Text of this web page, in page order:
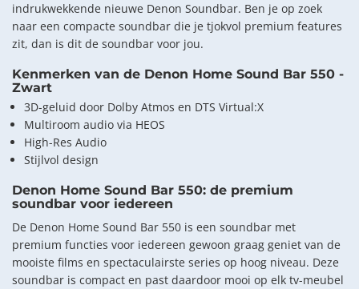
indrukwekkende nieuwe Denon Soundbar. Ben je op zoek
naar een compacte soundbar die je tjokvol premium features
zit, dan is dit de soundbar voor jou.
Kenmerken van de Denon Home Sound Bar 550 -
Zwart
3D-geluid door Dolby Atmos en DTS Virtual:X
Multiroom audio via HEOS
High-Res Audio
Stijlvol design
Denon Home Sound Bar 550: de premium
soundbar voor iedereen
De Denon Home Sound Bar 550 is een soundbar met
premium functies voor iedereen gewoon graag geniet van de
mooiste films en spectaculairste series op hoog niveau. Deze
soundbar is compact en past daardoor mooi op elk tv-meubel